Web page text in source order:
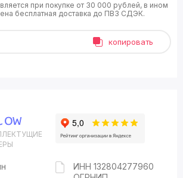
при покупке от 30 000 рублей, в ином
бесплатная доставка до ПВЗ СДЭК.
копировать
ИНН 132804277960